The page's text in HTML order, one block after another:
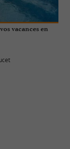
vacances en